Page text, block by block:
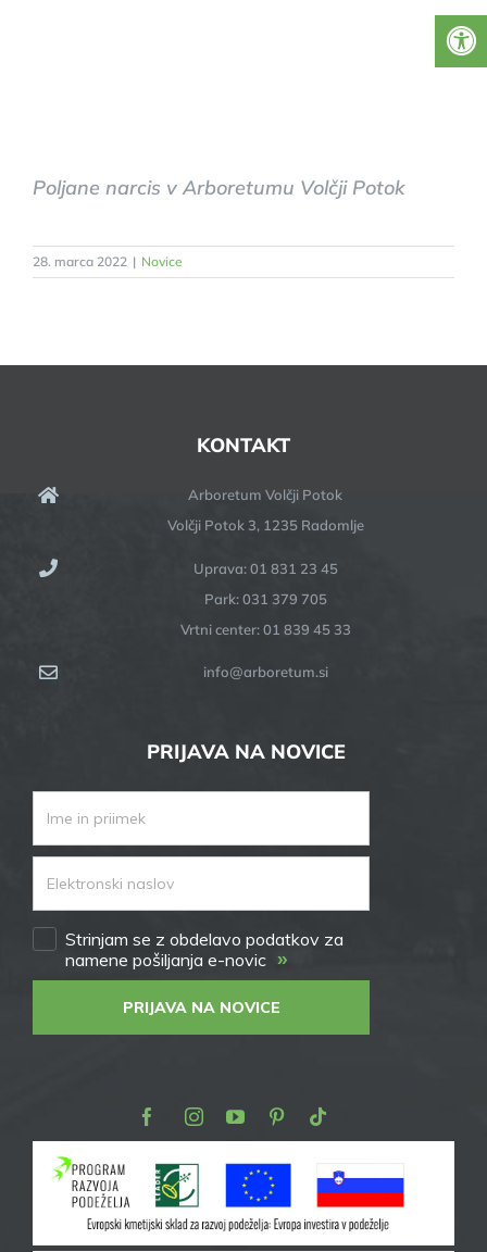
Poljane narcis v Arboretumu Volčji Potok
28. marca 2022 | Novice
KONTAKT
Arboretum Volčji Potok
Volčji Potok 3, 1235 Radomlje
Uprava: 01 831 23 45
Park: 031 379 705
Vrtni center: 01 839 45 33
info@arboretum.si
PRIJAVA NA NOVICE
Strinjam se z obdelavo podatkov za
namene pošiljanja e-novic »
PRIJAVA NA NOVICE
FacebookInstagram
YoutubePinterest